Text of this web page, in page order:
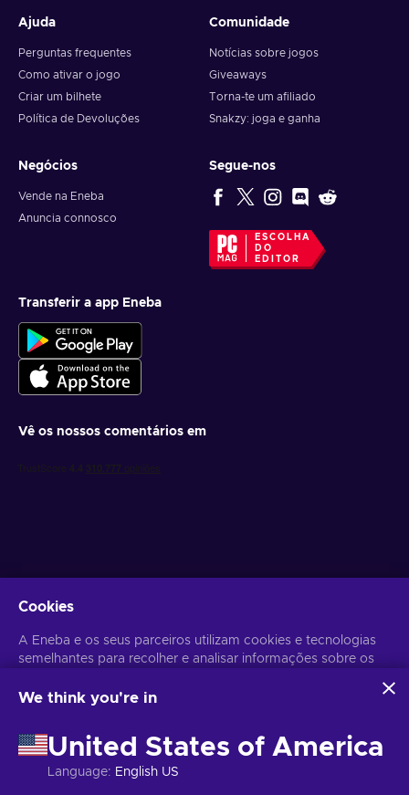
Ajuda
Perguntas frequentes
Como ativar o jogo
Criar um bilhete
Política de Devoluções
Comunidade
Notícias sobre jogos
Giveaways
Torna-te um afiliado
Snakzy: joga e ganha
Negócios
Vende na Eneba
Anuncia connosco
Segue-nos
ESCOLHA
DO
EDITOR
Transferir a app Eneba
Vê os nossos comentários em
Poderás anular a subscrição a qualquer altura. Visita oAviso de
Cookies
A Eneba e os seus parceiros utilizam cookies e tecnologias
semelhantes para recolher e analisar informações sobre os
para melhorar o conteúdo, a publicidade e outros serviços
utilizados para a personalização de anúncios.
Ao clicar em 'Aceitar tudo', está a consentir a utilização
destas tecnologias pela Eneba e pelos seus parceiros. Pode
We think you're in
United States of America
Language: English US